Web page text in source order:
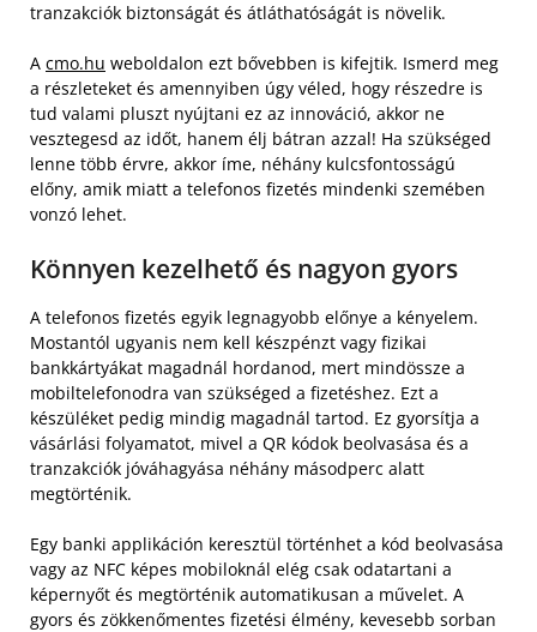
tranzakciók biztonságát és átláthatóságát is növelik.
A cmo.hu weboldalon ezt bővebben is kifejtik. Ismerd meg
a részleteket és amennyiben úgy véled, hogy részedre is
tud valami pluszt nyújtani ez az innováció, akkor ne
vesztegesd az időt, hanem élj bátran azzal! Ha szükséged
lenne több érvre, akkor íme, néhány kulcsfontosságú
előny, amik miatt a telefonos fizetés mindenki szemében
vonzó lehet.
Könnyen kezelhető és nagyon gyors
A telefonos fizetés egyik legnagyobb előnye a kényelem.
Mostantól ugyanis nem kell készpénzt vagy fizikai
bankkártyákat magadnál hordanod, mert mindössze a
mobiltelefonodra van szükséged a fizetéshez. Ezt a
készüléket pedig mindig magadnál tartod. Ez gyorsítja a
vásárlási folyamatot, mivel a QR kódok beolvasása és a
tranzakciók jóváhagyása néhány másodperc alatt
megtörténik.
Egy banki applikáción keresztül történhet a kód beolvasása
vagy az NFC képes mobiloknál elég csak odatartani a
képernyőt és megtörténik automatikusan a művelet. A
gyors és zökkenőmentes fizetési élmény, kevesebb sorban